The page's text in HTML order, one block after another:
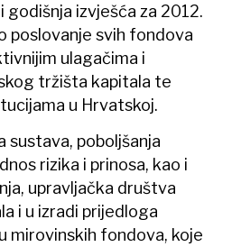
godišnja izvješća za 2012.
poslovanje svih fondova
ulagačima i
tržišta kapitala te
u Hrvatskoj.
sustava, poboljšanja
rizika i prinosa, kao i
upravljačka društva
i u izradi prijedloga
mirovinskih fondova, koje